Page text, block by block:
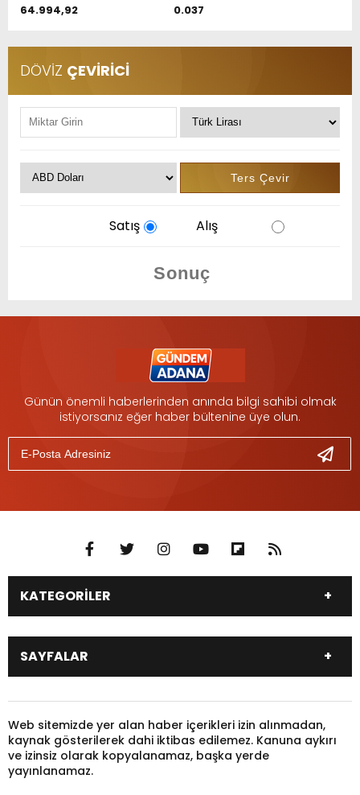
64.994,92 0.037
DÖVİZ ÇEVİRİCİ
Satış Alış
Günün önemli haberlerinden anında bilgi sahibi olmak
istiyorsanız eğer haber bültenine üye olun.
KATEGORİLER
DÜNYA
SİYASET
EKONOMİ
SAĞLIK
SPOR
TARIM
YEREL YÖNETİM
GÜNDEM
HAYVANLAR
KADIN
KONSER
KÜLTÜR & SANAT
SAYFALAR
Pariteler
Canlı Sonuçlar
Puan Durumu
Fikstür
Gazeteler
Burçlar
Web sitemizde yer alan haber içerikleri izin alınmadan,
kaynak gösterilerek dahi iktibas edilemez. Kanuna aykırı
ve izinsiz olarak kopyalanamaz, başka yerde
yayınlanamaz.